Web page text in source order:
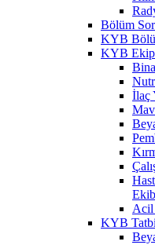
Bölüm
KYB
KYB
İlaç
Acil
KYB